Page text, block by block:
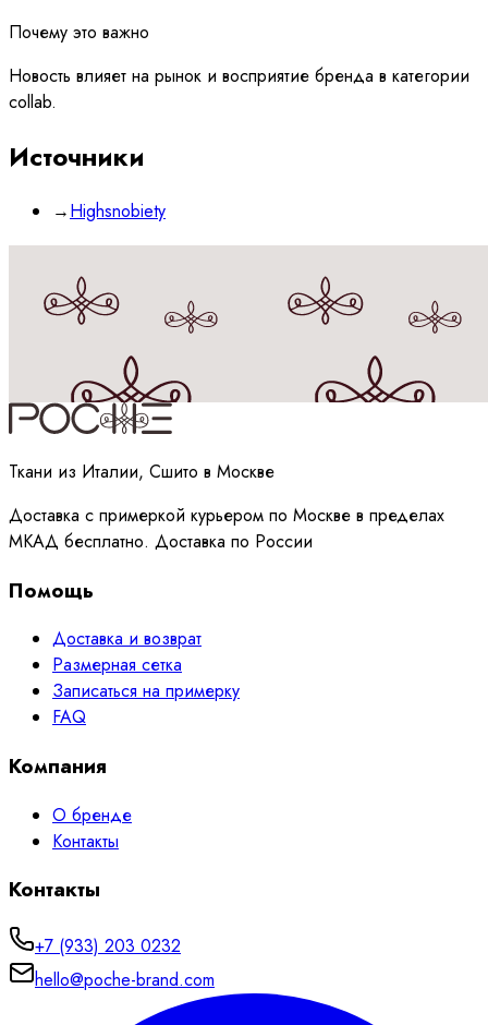
Почему это важно
Новость влияет на рынок и восприятие бренда в категории
collab.
Источники
→Highsnobiety
Принимаюполитикуобработки данных
Ткани из Италии, Сшито в Москве
Доставка с примеркой курьером по Москве в пределах
МКАД бесплатно. Доставка по России
Помощь
Доставка и возврат
Размерная сетка
Записаться на примерку
FAQ
Компания
О бренде
Контакты
Контакты
+7 (933) 203 0232
hello@poche-brand.com